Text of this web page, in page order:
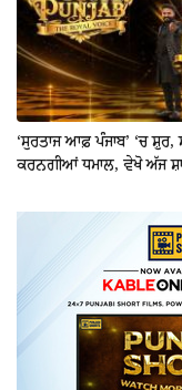
‘ਸੁਰਤਾਜ ਆਫ਼ ਪੰਜਾਬ’ ‘ਚ
ਕਰਨਗੀਆਂ ਧਮਾਲ, ਵੇਖੋ ਅੱਜ